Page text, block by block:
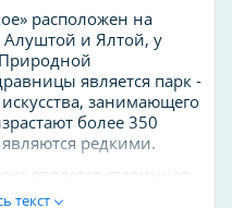
расположен на
Алуштой и Ялтой, у
является парк -
занимающего
более 350
редкими.
является старинная
деревьями,
текст